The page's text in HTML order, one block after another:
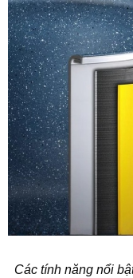
Các tính năng nổi